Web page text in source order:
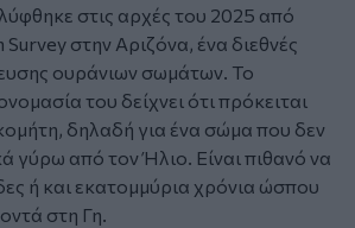
στις αρχές του 2025 από
στην Αριζόνα, ένα διεθνές
ουράνιων σωμάτων. Το
του δείχνει ότι πρόκειται
δηλαδή για ένα σώμα που δεν
γύρω από τον Ήλιο. Είναι πιθανό να
ή και εκατομμύρια χρόνια ώσπου
στη Γη.